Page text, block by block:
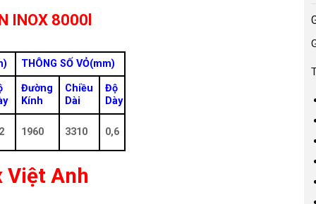
INOX 8000l
THÔNG SỐ VỎ(mm)
Đường
Kính
Chiều
Dài
Độ
Dày
1960 3310 0,6
Việt Anh